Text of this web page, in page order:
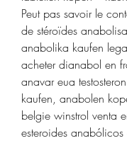
Peut pas savoir le
de stéroïdes
anabolika kaufen
acheter dianabol en
anavar eua
kaufen, anabolen
belgie winstrol venta
esteroides